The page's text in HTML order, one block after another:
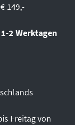
149,-
1-2 Werktagen
Freitag von